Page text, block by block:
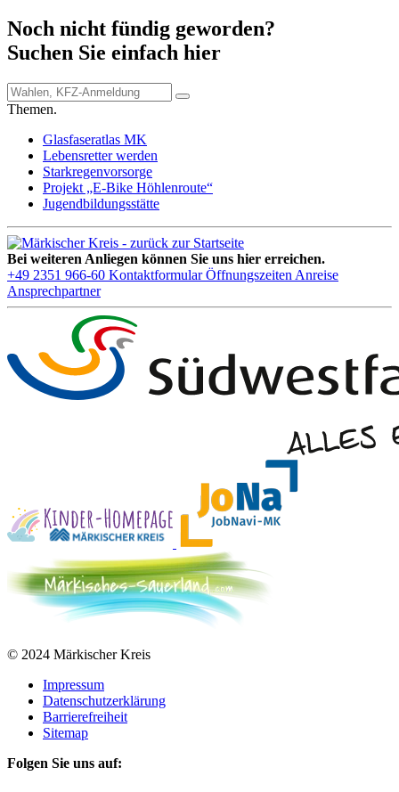
Noch nicht fündig geworden?
Suchen Sie einfach hier
Themen.
Glasfaseratlas MK
Lebensretter werden
Starkregenvorsorge
Projekt „E-Bike Höhlenroute“
Jugendbildungsstätte
Bei weiteren Anliegen können Sie uns hier erreichen.
+49 2351 966-60 Kontaktformular Öffnungszeiten Anreise
Ansprechpartner
© 2024 Märkischer Kreis
Impressum
Datenschutzerklärung
Barrierefreiheit
Sitemap
Folgen Sie uns auf: